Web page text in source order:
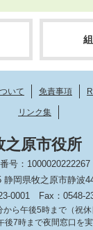
いて 免責事項
リンク集
之原市役所
号：1000020222267
静岡県牧之原市静波
0001
Fax：0548-
ら午後5時まで（祝
後7時まで夜間窓口を実